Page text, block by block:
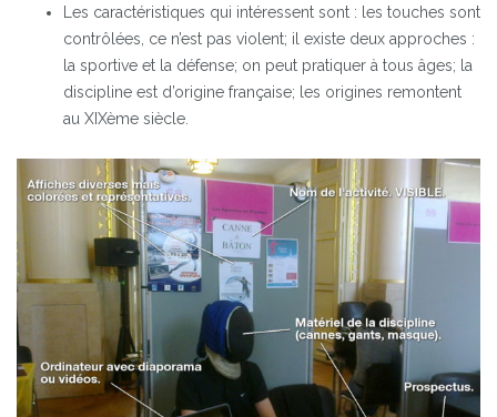
Les caractéristiques qui intéressent sont : les touches sont
contrôlées, ce n’est pas violent; il existe deux approches :
la sportive et la défense; on peut pratiquer à tous âges; la
discipline est d’origine française; les origines remontent
au XIXème siècle.